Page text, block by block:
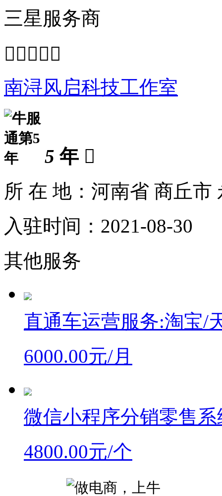
三星服务商

南浔风启科技工作室
5 年 
所 在 地：河南省 商丘市
入驻时间：2021-08-30
其他服务
直通车运营服务:淘宝/
6000.00元/月
微信小程序分销零售
4800.00元/个